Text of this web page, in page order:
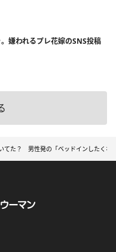
嫌われるプレ花嫁のSNS投稿
てた？ 男性発の「ベッドインしたくな